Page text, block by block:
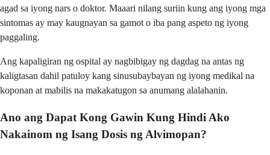
agad sa iyong nars o doktor. Maaari nilang suriin kung ang iyong mga
sintomas ay may kaugnayan sa gamot o iba pang aspeto ng iyong
paggaling.
Ang kapaligiran ng ospital ay nagbibigay ng dagdag na antas ng
kaligtasan dahil patuloy kang sinusubaybayan ng iyong medikal na
koponan at mabilis na makakatugon sa anumang alalahanin.
Ano ang Dapat Kong Gawin Kung Hindi Ako
Nakainom ng Isang Dosis ng Alvimopan?